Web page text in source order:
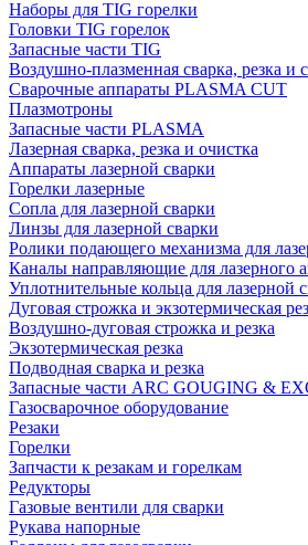
Наборы для TIG горелки
Головки TIG горелок
Запасные части TIG
Воздушно-плазменная сварка, резка и
Сварочные аппараты PLASMA CUT
Плазмотроны
Запасные части PLASMA
Лазерная сварка, резка и очистка
Аппараты лазерной сварки
Горелки лазерные
Сопла для лазерной сварки
Линзы для лазерной сварки
Ролики подающего механизма для
Каналы направляющие для лазерного
Уплотнительные кольца для лазерной
Дуговая строжка и экзотермическая
Воздушно-дуговая строжка и резка
Экзотермическая резка
Подводная сварка и резка
Запасные части ARC GOUGING &
Газосварочное оборудование
Резаки
Горелки
Запчасти к резакам и горелкам
Редукторы
Газовые вентили для сварки
Рукава напорные